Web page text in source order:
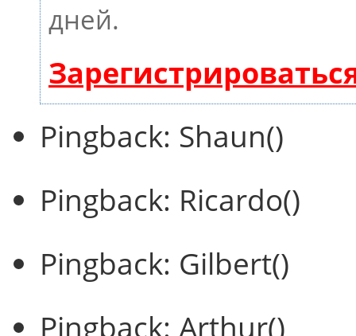
дней.
Pingback: Shaun()
Pingback: Ricardo()
Pingback: Gilbert()
Pingback: Arthur()